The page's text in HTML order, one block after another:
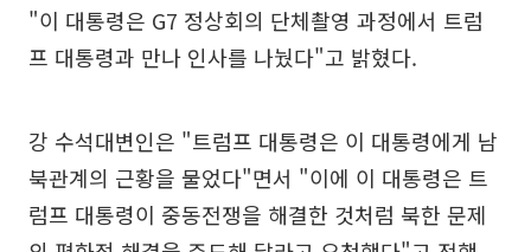
"이 대통령은 G7 정상회의 단체촬영 과정에서 트럼
프 대통령과 만나 인사를 나눴다"고 밝혔다.
강 수석대변인은 "트럼프 대통령은 이 대통령에게 남
북관계의 근황을 물었다"면서 "이에 이 대통령은 트
럼프 대통령이 중동전쟁을 해결한 것처럼 북한 문제